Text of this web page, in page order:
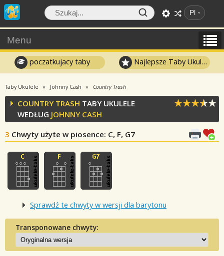
Pl
Menu
poczatkujacy taby Najlepsze Taby Ukulele
Taby Ukulele Johnny Cash Country Trash
COUNTRY TRASH TABY UKULELE
WEDŁUG JOHNNY CASH
3 Chwyty użyte w piosence: C, F, G7
Sprawdź te chwyty w wersji dla barytonu
Transponowane chwyty: